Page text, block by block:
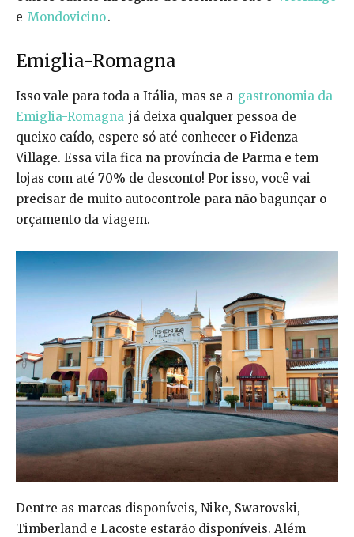
e Mondovicino.
Emiglia-Romagna
Isso vale para toda a Itália, mas se a gastronomia da
Emiglia-Romagna já deixa qualquer pessoa de
queixo caído, espere só até conhecer o Fidenza
Village. Essa vila fica na província de Parma e tem
lojas com até 70% de desconto! Por isso, você vai
precisar de muito autocontrole para não bagunçar o
orçamento da viagem.
Dentre as marcas disponíveis, Nike, Swarovski,
Timberland e Lacoste estarão disponíveis. Além